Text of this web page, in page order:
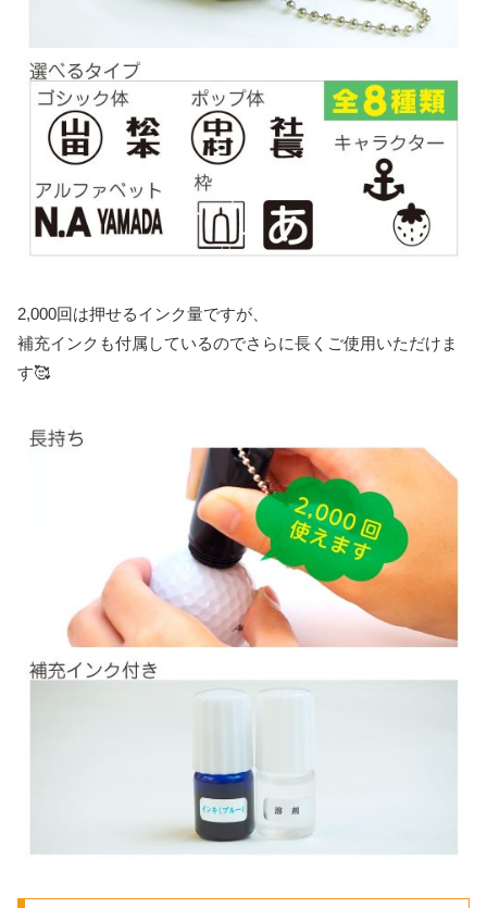
2,000回は押せるインク量ですが、
補充インクも付属しているのでさらに長くご使用いただけま
す🥰